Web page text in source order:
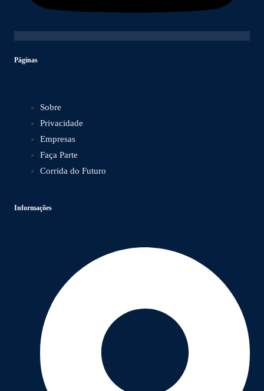
Páginas
Sobre
Privacidade
Empresas
Faça Parte
Corrida do Futuro
Informações